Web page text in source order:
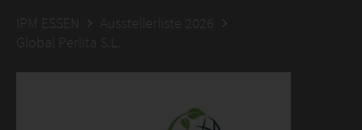
IPM ESSEN
Ausstellerliste 2026
Global Perlita S.L.